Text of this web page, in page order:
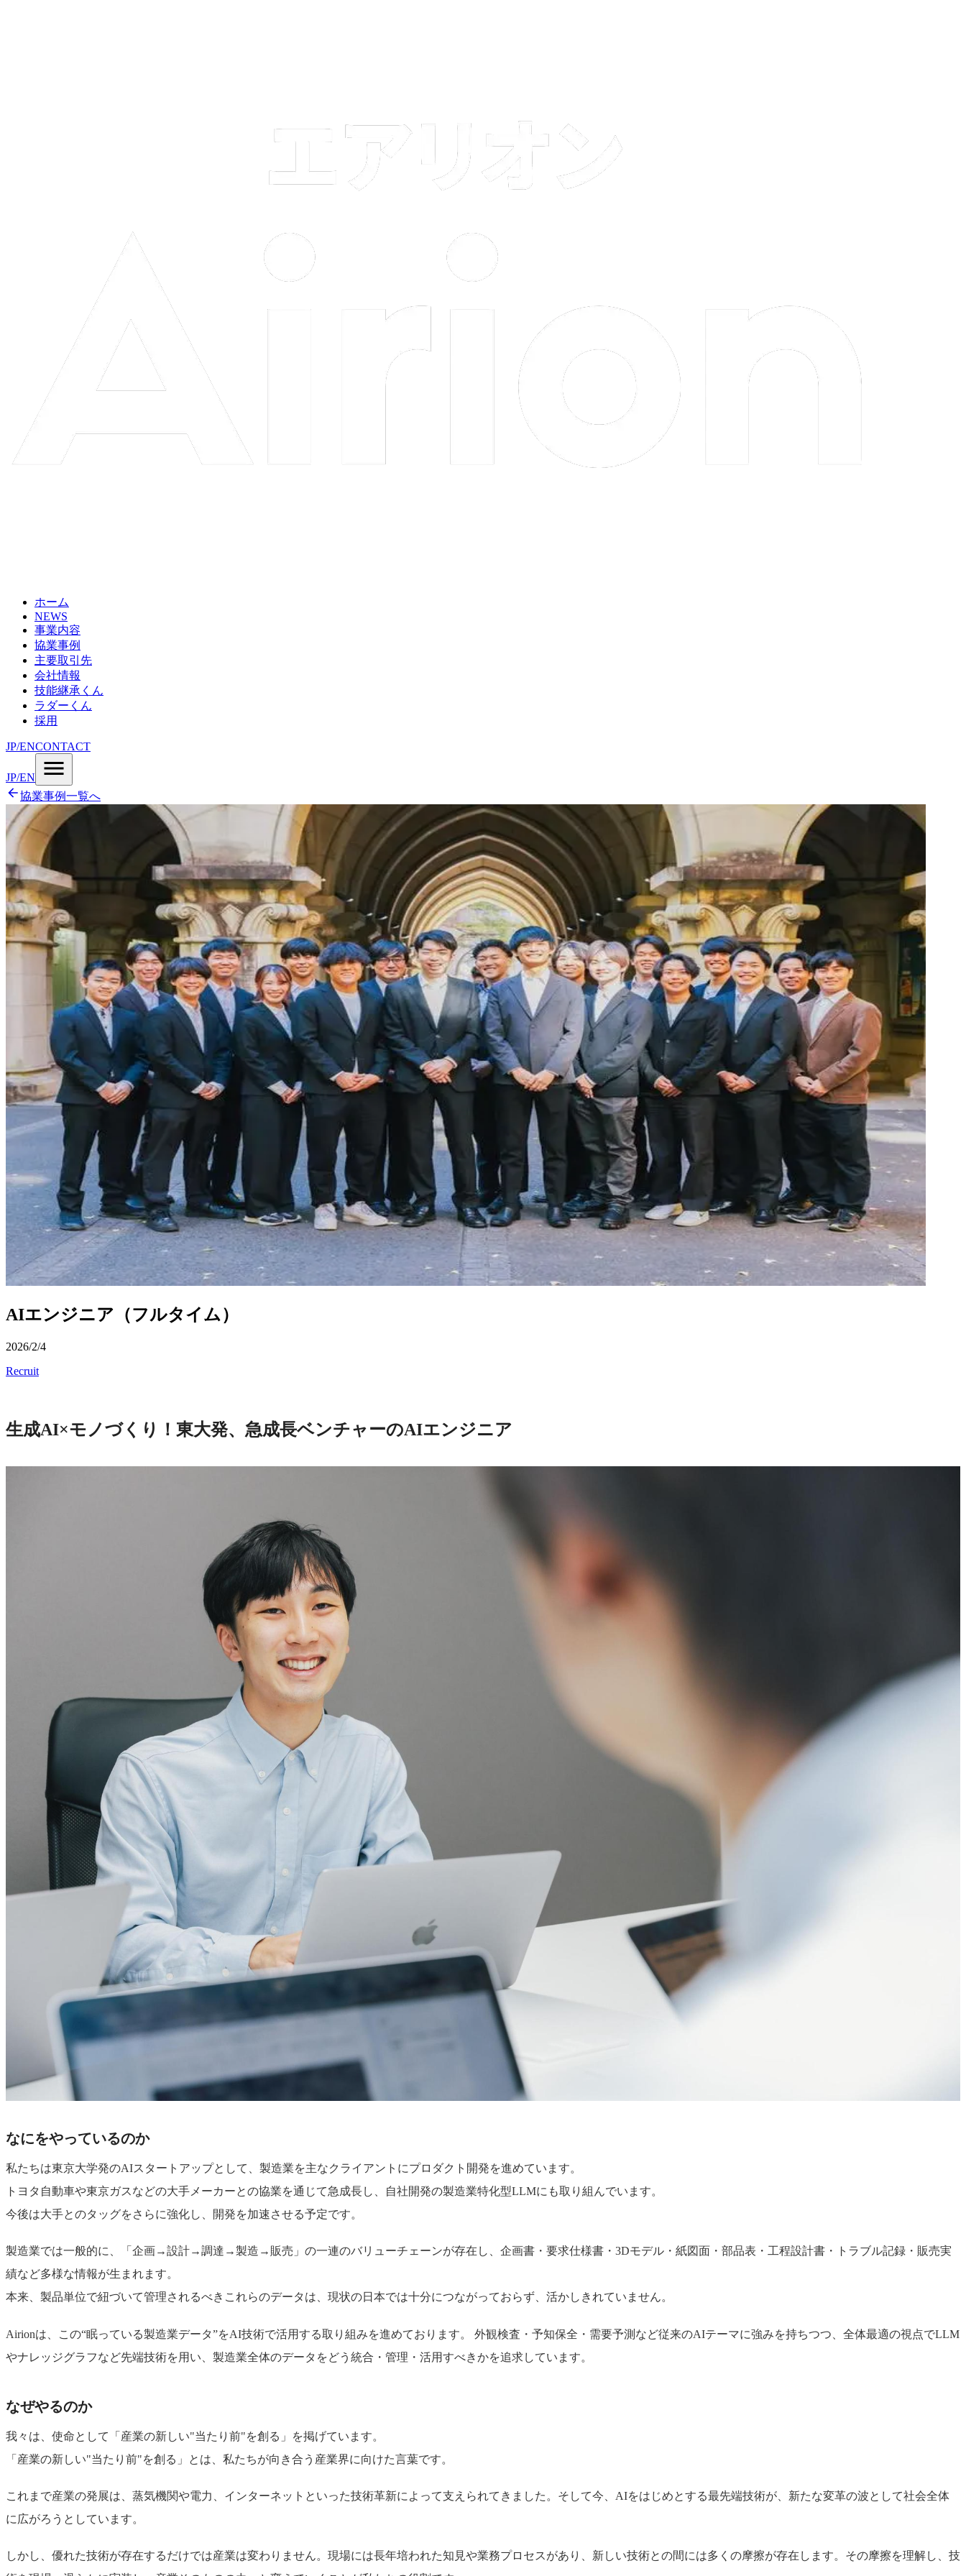
ホーム
NEWS
事業内容
協業事例
主要取引先
会社情報
技能継承くん
ラダーくん
採用
JP/ENCONTACT
JP/EN
協業事例一覧へ
AIエンジニア（フルタイム）
2026/2/4
Recruit
生成AI×モノづくり！東大発、急成長ベンチャーのAIエンジニア
なにをやっているのか
私たちは東京大学発のAIスタートアップとして、製造業を主なクライアントにプロダクト開発を進めています。
トヨタ自動車や東京ガスなどの大手メーカーとの協業を通じて急成長し、自社開発の製造業特化型LLMにも取り組んでいます。
今後は大手とのタッグをさらに強化し、開発を加速させる予定です。
製造業では一般的に、「企画→設計→調達→製造→販売」の一連のバリューチェーンが存在し、企画書・要求仕様書・3Dモデル・紙図面・部品表・工程設計書・トラブル記録・販売実
績など多様な情報が生まれます。
本来、製品単位で紐づいて管理されるべきこれらのデータは、現状の日本では十分につながっておらず、活かしきれていません。
Airionは、この“眠っている製造業データ”をAI技術で活用する取り組みを進めております。 外観検査・予知保全・需要予測など従来のAIテーマに強みを持ちつつ、全体最適の視点でLLM
やナレッジグラフなど先端技術を用い、製造業全体のデータをどう統合・管理・活用すべきかを追求しています。
なぜやるのか
我々は、使命として「産業の新しい"当たり前"を創る」を掲げています。
「産業の新しい"当たり前"を創る」とは、私たちが向き合う産業界に向けた言葉です。
これまで産業の発展は、蒸気機関や電力、インターネットといった技術革新によって支えられてきました。そして今、AIをはじめとする最先端技術が、新たな変革の波として社会全体
に広がろうとしています。
しかし、優れた技術が存在するだけでは産業は変わりません。現場には長年培われた知見や業務プロセスがあり、新しい技術との間には多くの摩擦が存在します。その摩擦を理解し、技